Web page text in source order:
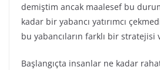
demiştim ancak maalesef bu
kadar bir yabancı yatırımcı
bu yabancıların farklı bir stratejisi
Başlangıçta insanlar ne kadar